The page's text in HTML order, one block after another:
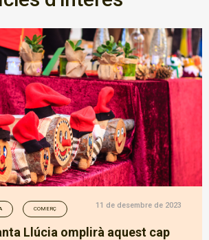
COMERÇ 11 de desembre de 2023
Llúcia omplirà aquest cap